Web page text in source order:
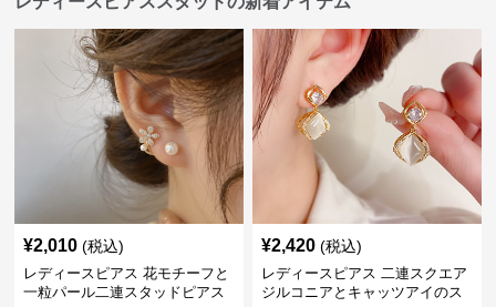
¥2,010 (税込)
レディースピアス 花モチーフと
一粒パール二連スタッドピアス
¥2,420 (税込)
レディースピアス 二連スクエア
ジルコニアとキャッツアイのス